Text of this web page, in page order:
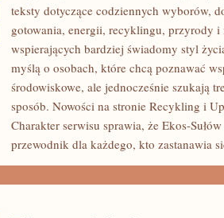
TECHNOLOGIE
PLANETY
teksty dotyczące codziennych wyborów,
gotowania, energii, recyklingu, przyrody i
wspierających bardziej świadomy styl
myślą o osobach, które chcą poznawać
środowiskowe, ale jednocześnie szukają
sposób. Nowości na stronie Recykling i
Charakter serwisu sprawia, że Ekos-
przewodnik dla każdego, kto zastanawia